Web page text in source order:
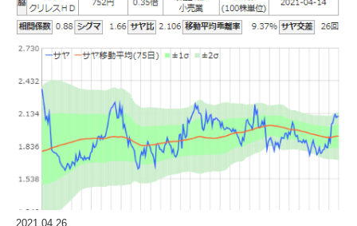
2021.04.26